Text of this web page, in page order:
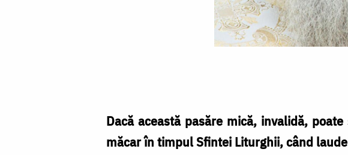
Dacă această pasăre mică, invalidă,
măcar în timpul Sfintei Liturghii, când